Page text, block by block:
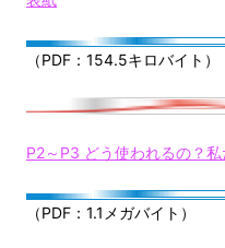
（PDF：154.5キロバイト）
P2～P3 どう使われるの？
（PDF：1.1メガバイト）